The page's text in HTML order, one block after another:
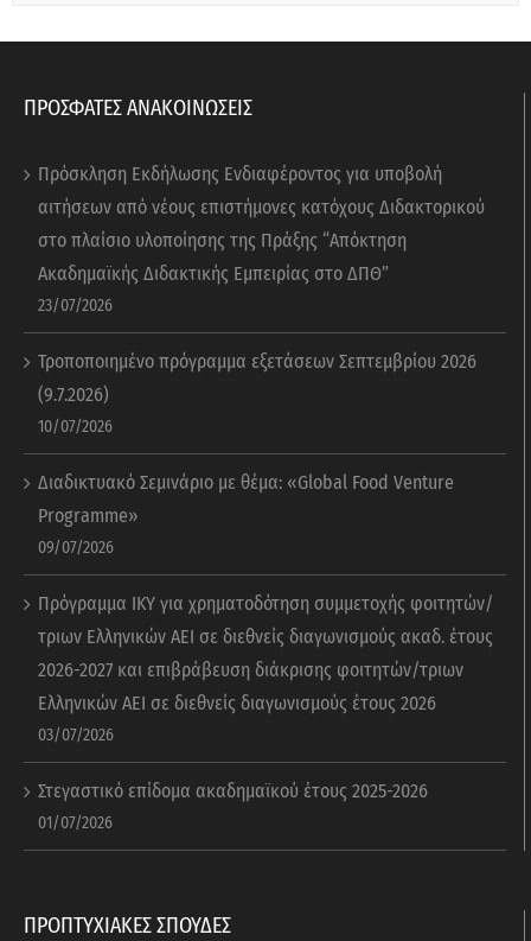
ΠΡΟΣΦΑΤΕΣ ΑΝΑΚΟΙΝΩΣΕΙΣ
Πρόσκληση Εκδήλωσης Ενδιαφέροντος για υποβολή
αιτήσεων από νέους επιστήμονες κατόχους Διδακτορικού
στο πλαίσιο υλοποίησης της Πράξης “Απόκτηση
Ακαδημαϊκής Διδακτικής Εμπειρίας στο ΔΠΘ”
23/07/2026
Τροποποιημένο πρόγραμμα εξετάσεων Σεπτεμβρίου 2026
(9.7.2026)
10/07/2026
Διαδικτυακό Σεμινάριο με θέμα: «Global Food Venture
Programme»
09/07/2026
Πρόγραμμα ΙΚΥ για χρηματοδότηση συμμετοχής φοιτητών/
τριων Ελληνικών ΑΕΙ σε διεθνείς διαγωνισμούς ακαδ. έτους
2026-2027 και επιβράβευση διάκρισης φοιτητών/τριων
Ελληνικών ΑΕΙ σε διεθνείς διαγωνισμούς έτους 2026
03/07/2026
Στεγαστικό επίδομα ακαδημαϊκού έτους 2025-2026
01/07/2026
ΠΡΟΠΤΥΧΙΑΚΕΣ ΣΠΟΥΔΕΣ